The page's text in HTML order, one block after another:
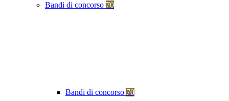
Bandi di concorso 70
Bandi di concorso 70